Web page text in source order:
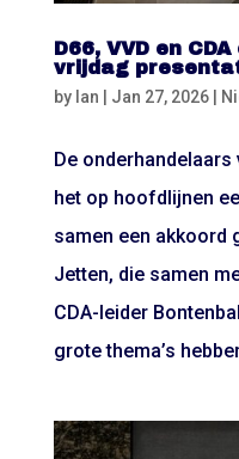
D66, VVD en
vrijdag
by Ian Jan 27, 2026|
De onderhandelaars
het op hoofdlijnen
samen een akkoord
Jetten, die samen
CDA-leider
grote thema’s